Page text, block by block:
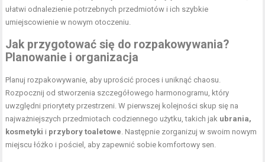
ułatwi odnalezienie potrzebnych przedmiotów i ich szybkie
umiejscowienie w nowym otoczeniu.
Jak przygotować się do rozpakowywania?
Planowanie i organizacja
Planuj rozpakowywanie, aby uprościć proces i uniknąć chaosu.
Rozpocznij od stworzenia szczegółowego harmonogramu, który
uwzględni priorytety przestrzeni. W pierwszej kolejności skup się na
najważniejszych przedmiotach codziennego użytku, takich jak ubrania,
kosmetyki i przybory toaletowe. Następnie zorganizuj w swoim nowym
miejscu łóżko i pościel, aby zapewnić sobie komfortowy sen.